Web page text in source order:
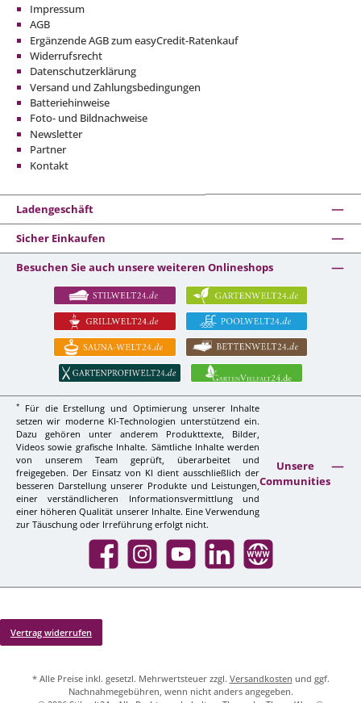
Impressum
AGB
Ergänzende AGB zum easyCredit-Ratenkauf
Widerrufsrecht
Datenschutzerklärung
Versand und Zahlungsbedingungen
Batteriehinweise
Foto- und Bildnachweise
Newsletter
Partner
Kontakt
Ladengeschäft
Sicher Einkaufen
Besuchen Sie auch unsere weiteren Onlineshops
*
Für die Erstellung und Optimierung unserer Inhalte
setzen wir moderne KI-Technologien unterstützend ein.
Dazu gehören unter anderem Produkttexte, Bilder,
Videos sowie grafische Inhalte. Sämtliche Inhalte werden
von unserem Team geprüft, überarbeitet und
freigegeben. Der Einsatz von KI dient ausschließlich der
besseren Darstellung unserer Produkte und Leistungen,
einer verständlicheren Informationsvermittlung und
einer höheren Qualität unserer Inhalte. Eine Verwendung
zur Täuschung oder Irreführung erfolgt nicht.
Unsere
Communities
Facebook InstagramYouTube LinkedIn Website
Vertrag widerrufen
* Alle Preise inkl. gesetzl. Mehrwertsteuer zzgl. Versandkosten und ggf.
Nachnahmegebühren, wenn nicht anders angegeben.